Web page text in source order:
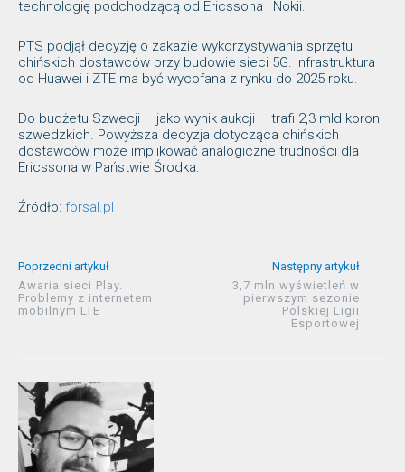
technologię podchodzącą od Ericssona i Nokii.
PTS podjął decyzję o zakazie wykorzystywania sprzętu
chińskich dostawców przy budowie sieci 5G. Infrastruktura
od Huawei i ZTE ma być wycofana z rynku do 2025 roku.
Do budżetu Szwecji – jako wynik aukcji – trafi 2,3 mld koron
szwedzkich. Powyższa decyzja dotycząca chińskich
dostawców może implikować analogiczne trudności dla
Ericssona w Państwie Środka.
Źródło: forsal.pl
Poprzedni artykuł
Awaria sieci Play.
Problemy z internetem
mobilnym LTE
Następny artykuł
3,7 mln wyświetleń w
pierwszym sezonie
Polskiej Ligii
Esportowej